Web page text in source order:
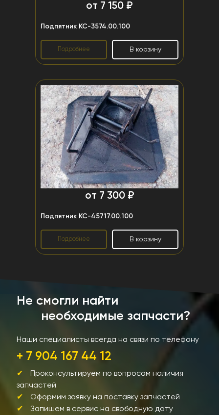
от 7 150 ₽
Подпятник КС-3574.00.100
Подробнее В корзину
от 7 300 ₽
Подпятник КС-45717.00.100
Подробнее В корзину
Не смогли найти
необходимые запчасти?
Наши специалисты всегда на связи по телефону
+ 7 904 167 44 12
Проконсультируем по вопросам наличия
запчастей
Оформим заявку на поставку запчастей
Запишем в сервис на свободную дату